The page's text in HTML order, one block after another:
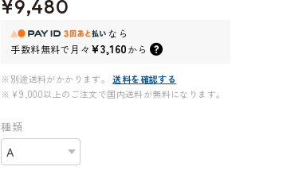
¥9,480
なら
手数料無料で月々 ¥3,160から
※別途送料がかかります。
送料を確認する
※¥9,000以上のご注文で国内送料が無料になります。
種類